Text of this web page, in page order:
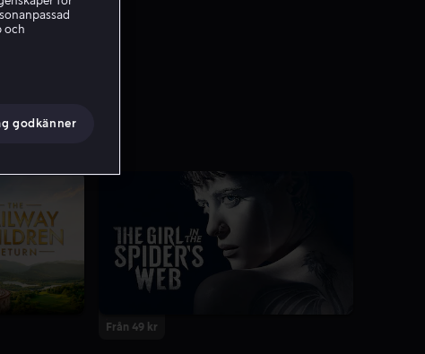
Från 49 kr
och
godkänner